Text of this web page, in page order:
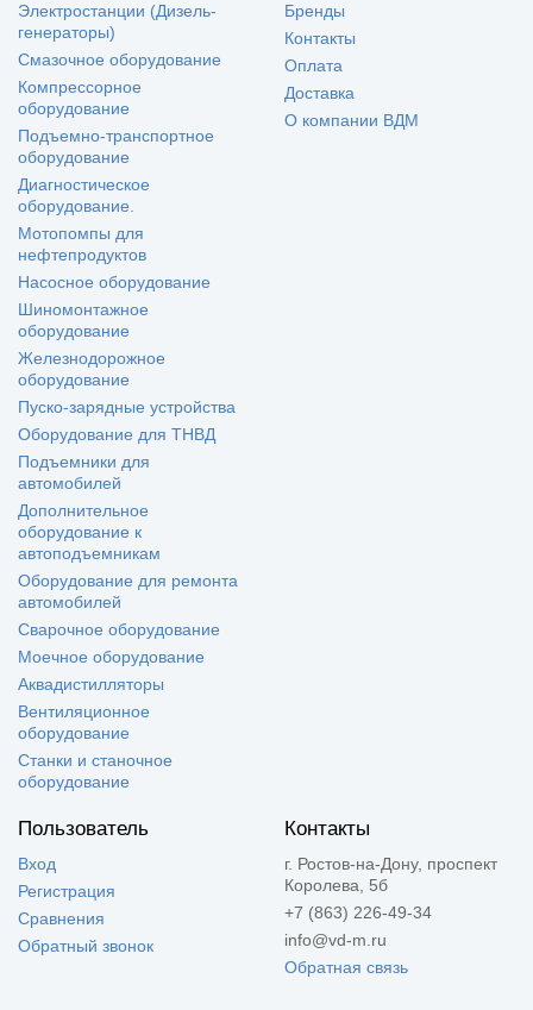
Электростанции (Дизель-
генераторы)
Смазочное оборудование
Компрессорное
оборудование
Подъемно-транспортное
оборудование
Диагностическое
оборудование.
Мотопомпы для
нефтепродуктов
Насосное оборудование
Шиномонтажное
оборудование
Железнодорожное
оборудование
Пуско-зарядные устройства
Оборудование для ТНВД
Подъемники для
автомобилей
Дополнительное
оборудование к
автоподъемникам
Оборудование для ремонта
автомобилей
Сварочное оборудование
Моечное оборудование
Аквадистилляторы
Вентиляционное
оборудование
Станки и станочное
оборудование
Бренды
Контакты
Оплата
Доставка
О компании ВДМ
Пользователь
Вход
Регистрация
Сравнения
Обратный звонок
Контакты
г. Ростов-на-Дону, проспект
Королева, 5б
+7 (863) 226-49-34
info@vd-m.ru
Обратная связь